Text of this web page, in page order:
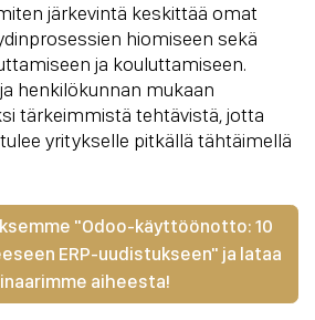
järkevintä keskittää omat
hiomiseen sekä
ja kouluttamiseen.
henkilökunnan mukaan
tärkeimmistä tehtävistä, jotta
yritykselle pitkällä tähtäimellä
"Odoo-käyttöönotto: 10
ERP-uudistukseen" ja lataa
aiheesta!